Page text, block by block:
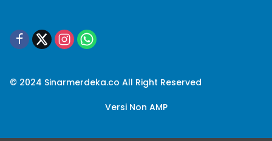
© 2024 Sinarmerdeka.co All Right Reserved
Versi Non AMP